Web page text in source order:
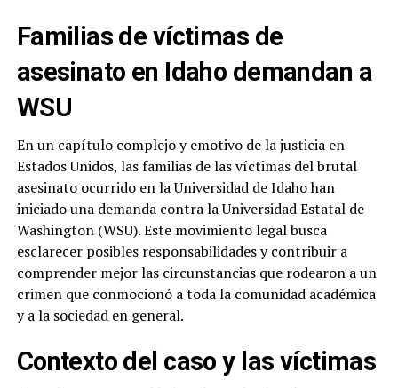
Familias de víctimas de
asesinato en Idaho demandan a
WSU
En un capítulo complejo y emotivo de la justicia en
Estados Unidos, las familias de las víctimas del brutal
asesinato ocurrido en la Universidad de Idaho han
iniciado una demanda contra la Universidad Estatal de
Washington (WSU). Este movimiento legal busca
esclarecer posibles responsabilidades y contribuir a
comprender mejor las circunstancias que rodearon a un
crimen que conmocionó a toda la comunidad académica
y a la sociedad en general.
Contexto del caso y las víctimas